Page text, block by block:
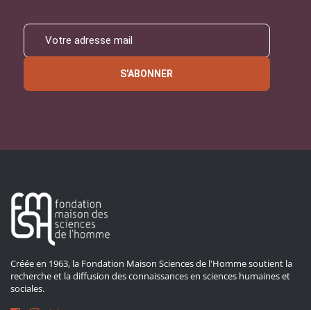
S'ABONNER
Créée en 1963, la Fondation Maison Sciences de l'Homme soutient la
recherche et la diffusion des connaissances en sciences humaines et
sociales.